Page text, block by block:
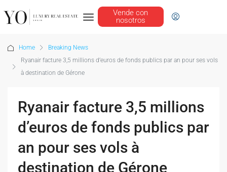
Vende con
nosotros
Home
Breaking News
Ryanair facture 3,5 millions d’euros de fonds publics par an pour ses vols
à destination de Gérone
Ryanair facture 3,5 millions
d’euros de fonds publics par
an pour ses vols à
destination de Gérone